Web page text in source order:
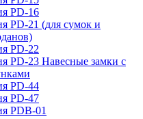
PD-16
PD-21 (для сумок и
PD-22
PD-23 Навесные замки с
PD-44
PD-47
PDB-01